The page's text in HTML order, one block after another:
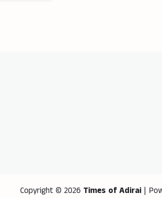
Copyright © 2026 Times of Adirai |